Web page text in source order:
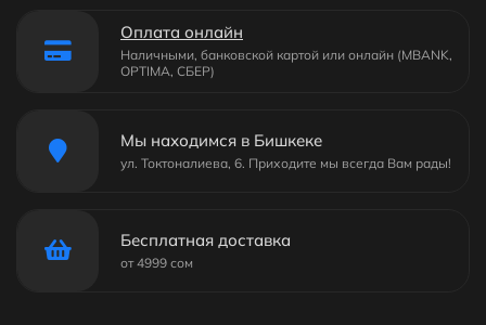
Оплата онлайн
Наличными, банковской картой или онлайн (MBANK,
OPTIMA, СБЕР)
Мы находимся в Бишкеке
ул. Токтоналиева, 6. Приходите мы всегда Вам рады!
Бесплатная доставка
от 4999 сом